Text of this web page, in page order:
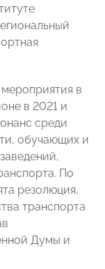
в
в 2021 и
среди
обучающих и
По
резолюция,
транспорта
Думы и